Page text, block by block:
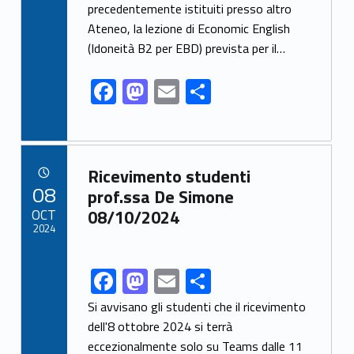
o
o
k
o
n
precedentemente istituiti presso altro
Ateneo, la lezione di Economic English
(Idoneità B2 per EBD) prevista per il…
F
ac
e
b
o
o
M
as
to
d
o
n
E
m
ai
l
S
ar
e
Link identifier archive #link-archive-84244
Ricevimento studenti
prof.ssa De Simone
08/10/2024
Link identifier share facebook archive #share-link-archive-67928F
ac
e
M
as
to
E
m
ai
S
h
ar
Si avvisano gli studenti che il ricevimento
dell'8 ottobre 2024 si terrà
eccezionalmente solo su Teams dalle 11
08
OCT
2024